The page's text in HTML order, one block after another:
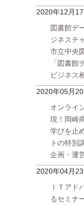
2020年12月17
図書館デ
ジネスチ
市立中央
「図書館
ビジネス
2020年05月20
オンライ
現！岡崎
学びを止
トの特別
企画・運
2020年04月23
ＩＴアド
るセミナ